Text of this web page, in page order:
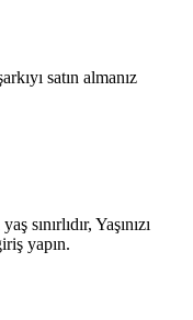
satın almanız
sınırlıdır, Yaşınızı
yapın.